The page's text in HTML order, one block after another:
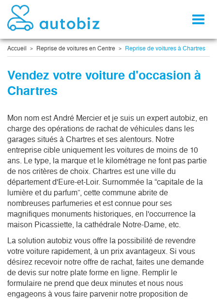
Accueil Reprise de voitures en Centre Reprise de voitures à Chartres
Vendez votre voiture d'occasion à
Chartres
Mon nom est André Mercier et je suis un expert autobiz, en
charge des opérations de rachat de véhicules dans les
garages situés à Chartres et ses alentours. Notre
entreprise cible uniquement les voitures de moins de 10
ans. Le type, la marque et le kilométrage ne font pas partie
de nos critères de choix. Chartres est une ville du
département d'Eure-et-Loir. Surnommée la “capitale de la
lumière et du parfum”, cette commune abrite de
nombreuses parfumeries et est connue pour ses
magnifiques monuments historiques, en l'occurrence la
maison Picassiette, la cathédrale Notre-Dame, etc.
La solution autobiz vous offre la possibilité de revendre
votre voiture rapidement, à un prix avantageux. Si vous
désirez recevoir notre offre de rachat, faites une demande
de devis sur notre plate forme en ligne. Remplir le
formulaire ne prend que deux minutes et nous nous
engageons à vous faire parvenir notre proposition de